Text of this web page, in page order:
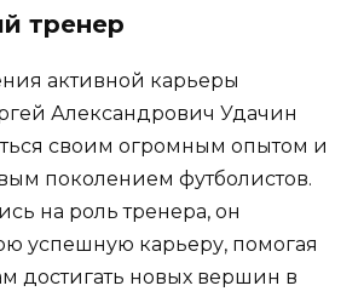
тренер
активной карьеры
Александрович Удачин
своим огромным опытом и
поколением футболистов.
на роль тренера, он
успешную карьеру, помогая
достигать новых вершин в